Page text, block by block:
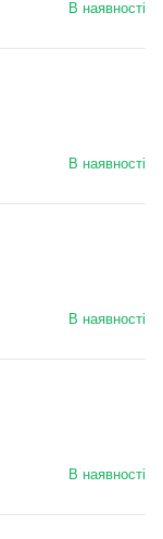
В наявності
В наявності
В наявності
В наявності